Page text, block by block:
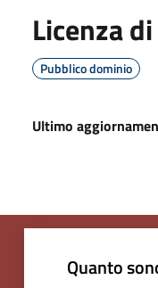
Licenza
Pubblico dominio
Ultimo
Quanto